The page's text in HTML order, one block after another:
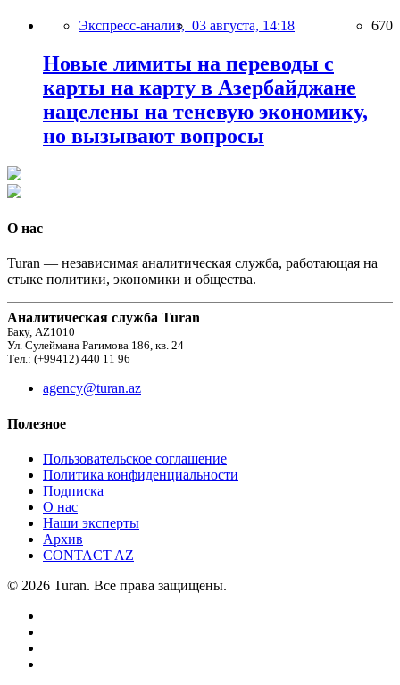
Экспресс-анализ, 03 августа, 14:18 670
Новые лимиты на переводы с
карты на карту в Азербайджане
нацелены на теневую экономику,
но вызывают вопросы
О нас
Turan — независимая аналитическая служба, работающая на
стыке политики, экономики и общества.
Аналитическая служба Turan
Баку, AZ1010
Ул. Сулеймана Рагимова 186, кв. 24
Тел.: (+99412) 440 11 96
agency@turan.az
Полезное
Пользовательское соглашение
Политика конфиденциальности
Подписка
О нас
Наши эксперты
Архив
CONTACT AZ
© 2026 Turan. Все права защищены.